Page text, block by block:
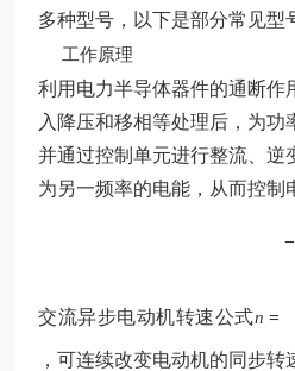
多种型号，以下是部分常见型
工作原理
利用电力半导体器件的通断作
入降压和移相等处理后，为功
并通过控制单元进行整流、逆
为另一频率的电能，从而控制
交流异步电动机转速公式n =
p
−
，可连续改变电动机的同步